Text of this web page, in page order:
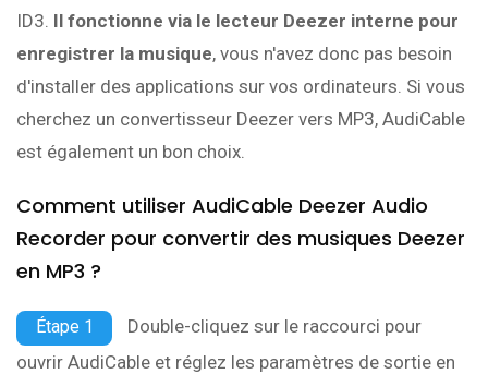
ID3. Il fonctionne via le lecteur Deezer interne pour
enregistrer la musique, vous n'avez donc pas besoin
d'installer des applications sur vos ordinateurs. Si vous
cherchez un convertisseur Deezer vers MP3, AudiCable
est également un bon choix.
Comment utiliser AudiCable Deezer Audio
Recorder pour convertir des musiques Deezer
en MP3 ?
Étape 1
Double-cliquez sur le raccourci pour
ouvrir AudiCable et réglez les paramètres de sortie en